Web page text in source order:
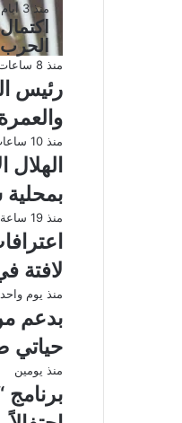
منذ 3 أيام
الحرب
منذ 8 ساعات
رئيس
منذ 10 ساعات
منذ 19 ساعة
لافتة
منذ يوم واحد
بدعم
حياتي
منذ يومين